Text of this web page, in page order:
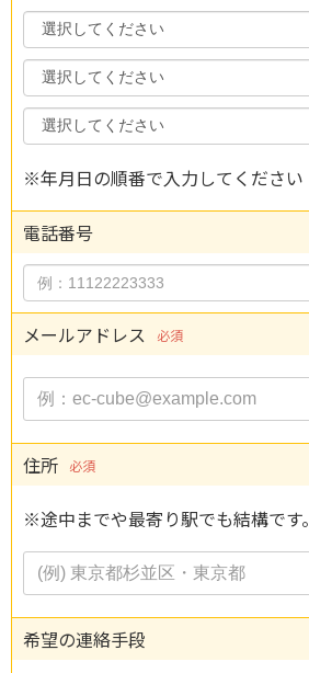
Year
Month
Day
※年月日の順番で入力してください
電話番号
メールアドレス 必須
住所 必須
※途中までや最寄り駅でも結構です。
希望の連絡手段